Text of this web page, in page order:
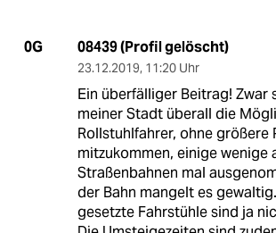
0G 08439 (Profil gelöscht)
23.12.2019, 11:20 Uhr
Ein überfälliger Beitrag! Zwar
meiner Stadt überall die
Rollstuhlfahrer, ohne größere
mitzukommen, einige wenige
Straßenbahnen mal
der Bahn mangelt es
gesetzte Fahrstühle sind ja